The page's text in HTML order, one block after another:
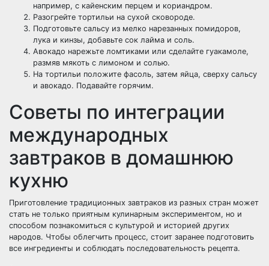
например, с кайенским перцем и кориандром.
Разогрейте тортильи на сухой сковороде.
Подготовьте сальсу из мелко нарезанных помидоров,
лука и кинзы, добавьте сок лайма и соль.
Авокадо нарежьте ломтиками или сделайте гуакамоле,
размяв мякоть с лимоном и солью.
На тортильи положите фасоль, затем яйца, сверху сальсу
и авокадо. Подавайте горячим.
Советы по интеграции
международных
завтраков в домашнюю
кухню
Приготовление традиционных завтраков из разных стран может
стать не только приятным кулинарным экспериментом, но и
способом познакомиться с культурой и историей других
народов. Чтобы облегчить процесс, стоит заранее подготовить
все ингредиенты и соблюдать последовательность рецепта.